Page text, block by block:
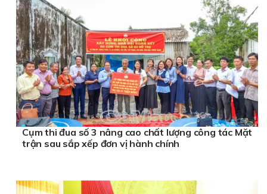
Cụm thi đua số 3 nâng cao chất lượng công tác Mặt
trận sau sắp xếp đơn vị hành chính